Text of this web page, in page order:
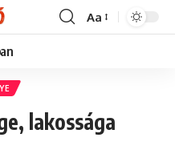
Font
Aa
lakossága